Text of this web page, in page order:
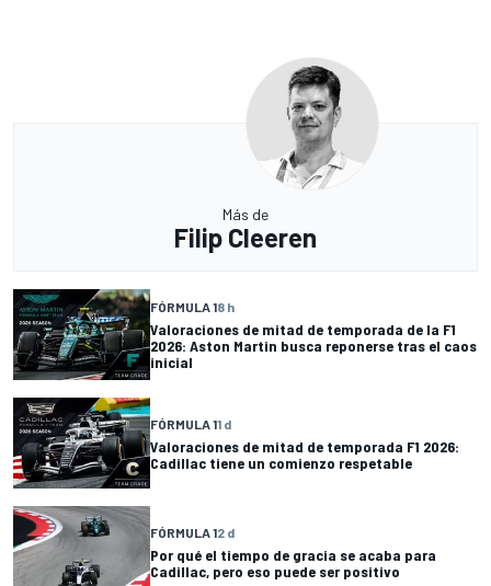
Más de
Filip Cleeren
FÓRMULA 18 h
Valoraciones de mitad de temporada de la F1
2026: Aston Martin busca reponerse tras el caos
inicial
FÓRMULA 11 d
Valoraciones de mitad de temporada F1 2026:
Cadillac tiene un comienzo respetable
FÓRMULA 12 d
Por qué el tiempo de gracia se acaba para
Cadillac, pero eso puede ser positivo